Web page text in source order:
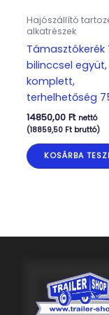
Hajószállító
alkatrészek
Támasztókerék
bilinccsel együt,
komplett,
terhelhetőség
14850,00 Ft nettó
(18859,50 Ftbruttó)
KOSÁRBA